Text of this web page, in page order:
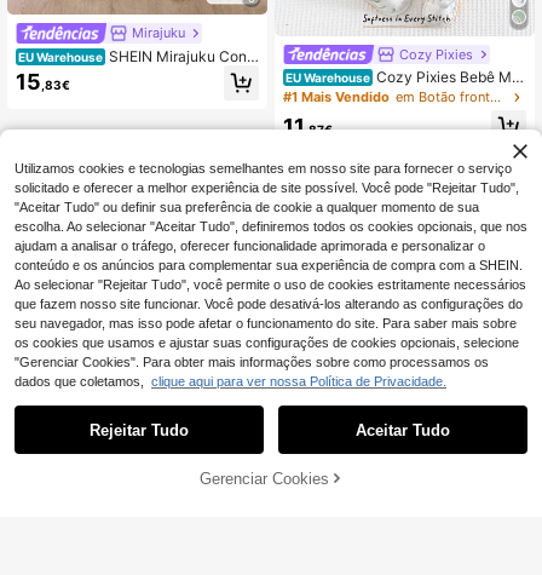
Mirajuku
EU Warehouse SHEIN Mirajuku Conju
nto de 2 peças de camisa e shorts d
e algodão de manga curta, casual e
o para uso diário, escola, passeios,
ão
15 ,83€
Cozy Pixies
EU Warehouse Cozy Pixies Bebê Me
ninos Floral Estampa Contraste Cor
Curta Top E Elástico Na Cintura Sho
#1 Mais Vendido em Botão frontal Bebê Meninos T-Shirt Co-ords
11,87€
ADICIONAR AO CARRINHO
Utilizamos cookies e tecnologias semelhantes em nosso site para fornecer o serviço
solicitado e oferecer a melhor experiência de site possível. Você pode "Rejeitar Tudo",
"Aceitar Tudo" ou definir sua preferência de cookie a qualquer momento de sua
escolha. Ao selecionar "Aceitar Tudo", definiremos todos os cookies opcionais, que nos
ajudam a analisar o tráfego, oferecer funcionalidade aprimorada e personalizar o
conteúdo e os anúncios para complementar sua experiência de compra com a SHEIN.
Ao selecionar "Rejeitar Tudo", você permite o uso de cookies estritamente necessários
que fazem nosso site funcionar. Você pode desativá-los alterando as configurações do
seu navegador, mas isso pode afetar o funcionamento do site. Para saber mais sobre
os cookies que usamos e ajustar suas configurações de cookies opcionais, selecione
"Gerenciar Cookies". Para obter mais informações sobre como processamos os
dados que coletamos, clique aqui para ver nossa Política de Privacidade.
Rejeitar Tudo Aceitar Tudo
Gerenciar Cookies